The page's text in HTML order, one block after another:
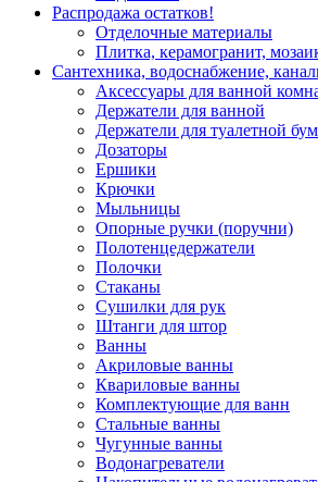
Распродажа остатков!
Отделочные материалы
Плитка, керамогранит,
Сантехника, водоснабжение,
Аксессуары для ванной
Держатели для ванной
Держатели для туалетной
Дозаторы
Ершики
Крючки
Мыльницы
Опорные ручки (поручни)
Полотенцедержатели
Полочки
Стаканы
Сушилки для рук
Штанги для штор
Ванны
Акриловые ванны
Квариловые ванны
Комплектующие для ванн
Стальные ванны
Чугунные ванны
Водонагреватели